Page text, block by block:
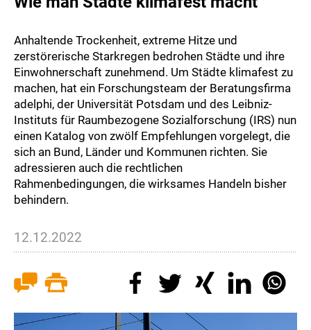
Anhaltende Trockenheit, extreme Hitze und
zerstörerische Starkregen bedrohen Städte und ihre
Einwohnerschaft zunehmend. Um Städte klimafest zu
machen, hat ein Forschungsteam der Beratungsfirma
adelphi, der Universität Potsdam und des Leibniz-
Instituts für Raumbezogene Sozialforschung (IRS) nun
einen Katalog von zwölf Empfehlungen vorgelegt, die
sich an Bund, Länder und Kommunen richten. Sie
adressieren auch die rechtlichen
Rahmenbedingungen, die wirksames Handeln bisher
behindern.
12.12.2022